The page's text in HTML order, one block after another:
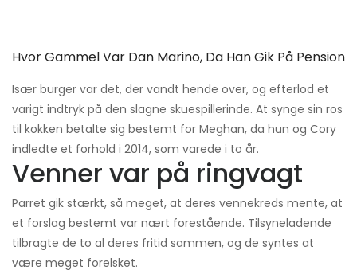
Hvor Gammel Var Dan Marino, Da Han Gik På Pension
Især burger var det, der vandt hende over, og efterlod et
varigt indtryk på den slagne skuespillerinde. At synge sin ros
til kokken betalte sig bestemt for Meghan, da hun og Cory
indledte et forhold i 2014, som varede i to år.
Venner var på ringvagt
Parret gik stærkt, så meget, at deres vennekreds mente, at
et forslag bestemt var nært forestående. Tilsyneladende
tilbragte de to al deres fritid sammen, og de syntes at
være meget forelsket.